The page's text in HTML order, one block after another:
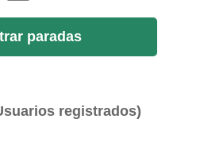
paradas
registrados)